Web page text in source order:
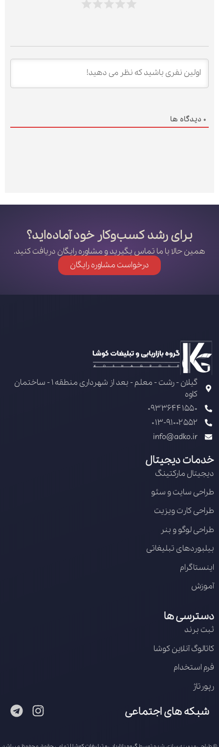
0 دیدگاه ها
برای رشد کسب‌وکار خود آماده‌اید؟
همین حالا با ما تماس بگیرید و مشاوره رایگان دریافت کنید.
درخواست مشاوره رایگان
گیلان - رشت - معلم - بعد از شهرداری منطقه 1 - ساختمان
کاوه
09336441550
013-91002552
info@adko.ir
خدمات دیجیتال
دیجیتال مارکتینگ
طراحی سایت و سئو
طراحی کارت ویزیت
طراحی لوگو و بنر
بیلبوردهای تبلیغاتی
اینستاگرام
آموزش
دسترسی ها
ثبت برند
کاتالوگ آنلاین کوشا
فرم استخدام
رپورتاژ
شبکه های اجتماعی